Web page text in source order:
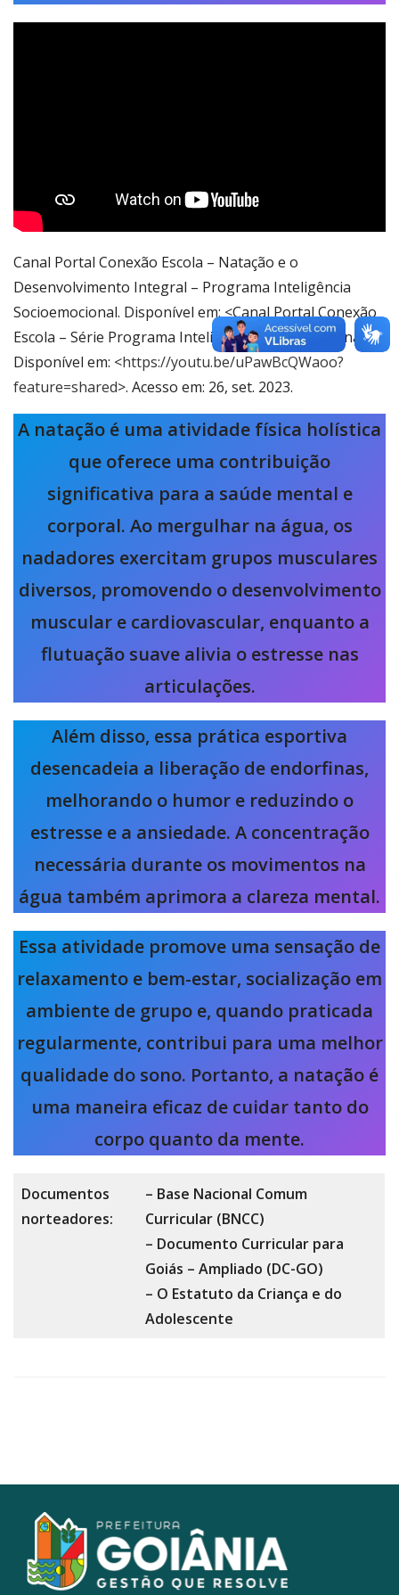
Canal Portal Conexão Escola – Natação e o
Desenvolvimento Integral – Programa Inteligência
Socioemocional. Disponível em: <Canal Portal Conexão
Escola – Série Programa Inteligência Socioemocional.
Disponível em: <https://youtu.be/uPawBcQWaoo?
feature=shared>. Acesso em: 26, set. 2023.
A natação é uma atividade física holística
que oferece uma contribuição
significativa para a saúde mental e
corporal. Ao mergulhar na água, os
nadadores exercitam grupos musculares
diversos, promovendo o desenvolvimento
muscular e cardiovascular, enquanto a
flutuação suave alivia o estresse nas
articulações.
Além disso, essa prática esportiva
desencadeia a liberação de endorfinas,
melhorando o humor e reduzindo o
estresse e a ansiedade. A concentração
necessária durante os movimentos na
água também aprimora a clareza mental.
Essa atividade promove uma sensação de
relaxamento e bem-estar, socialização em
ambiente de grupo e, quando praticada
regularmente, contribui para uma melhor
qualidade do sono. Portanto, a natação é
uma maneira eficaz de cuidar tanto do
corpo quanto da mente.
Documentos
norteadores:
– Base Nacional Comum
Curricular (BNCC)
– Documento Curricular para
Goiás – Ampliado (DC-GO)
– O Estatuto da Criança e do
Adolescente